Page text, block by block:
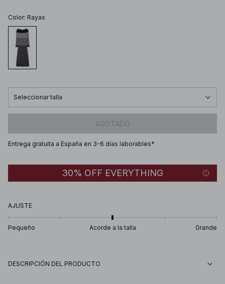
Color: Rayas
Seleccionar talla
AGOTADO
Entrega gratuita a España en 3-6 días laborables*
30% OFF EVERYTHING
AJUSTE
Pequeño Acorde a la talla Grande
DESCRIPCIÓN DEL PRODUCTO